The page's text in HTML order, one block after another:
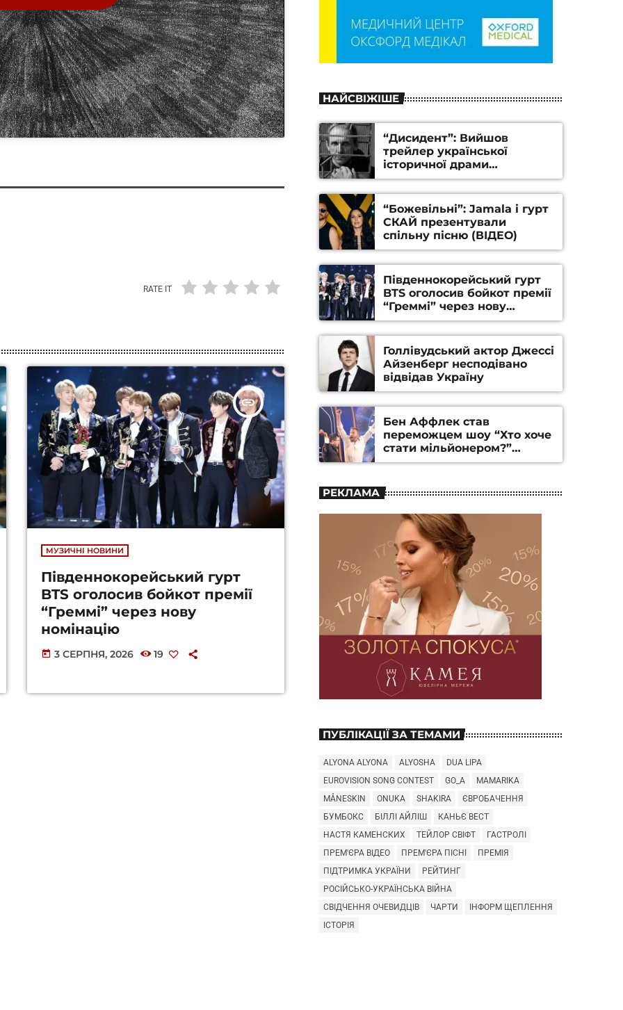
RATE IT
insert_link
МУЗИЧНІ НОВИНИ
Південнокорейський гурт
BTS оголосив бойкот премії
“Греммі” через нову
номінацію
today 3 СЕРПНЯ, 2026 19
НАЙСВІЖІШЕ
“Дисидент”: Вийшов
трейлер української
історичної драми
Станіслава Гуренка та
Андрія Алфьорова (ВІДЕО)
“Божевільні”: Jamala і гурт
СКАЙ презентували
спільну пісню (ВІДЕО)
Південнокорейський гурт
BTS оголосив бойкот премії
“Греммі” через нову
номінацію
Голлівудський актор Джессі
Айзенберг несподівано
відвідав Україну
Бен Аффлек став
переможцем шоу “Хто хоче
стати мільйонером?”
(ВІДЕО)
РЕКЛАМА
ПУБЛІКАЦІЇ ЗА ТЕМАМИ
ALYONA ALYONA ALYOSHA
DUA LIPA
EUROVISION SONG CONTEST
GO_A
MAMARIKA
MÅNESKIN
ONUKA SHAKIRA
ЄВРОБАЧЕННЯ
БУМБОКС
БІЛЛІ АЙЛІШ
КАНЬЄ ВЕСТ
НАСТЯ КАМЕНСКИХ
ТЕЙЛОР СВІФТ
ГАСТРОЛІ
ПРЕМ'ЄРА ВІДЕО
ПРЕМ'ЄРА ПІСНІ
ПРЕМІЯ
ПІДТРИМКА УКРАЇНИ
РЕЙТИНГ
РОСІЙСЬКО-УКРАЇНСЬКА ВІЙНА
СВІДЧЕННЯ ОЧЕВИДЦІВ
ЧАРТИ
ІНФОРМ ЩЕПЛЕННЯ
ІСТОРІЯ